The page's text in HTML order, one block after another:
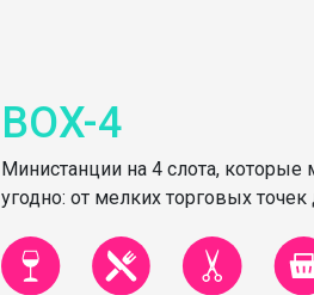
BOX-4
Министанции на 4 слота, которые
угодно: от мелких торговых